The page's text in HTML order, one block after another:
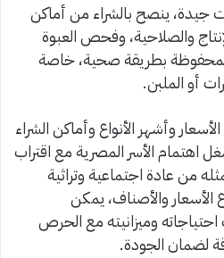
ينصح بالشراء من أماكن
والصلاحية، وفحص العبوة
بطريقة صحية، خاصة
أو الملبن.
حلاوة المولد 2026.. الأسعار وأشهر الأنواع وأماكن الشراء
اهتمام الأسر المصرية مع اقتراب
من عادة اجتماعية وتراثية
الأسعار والأصناف، يمكن
وميزانيته مع الحرص
لضمان الجودة.